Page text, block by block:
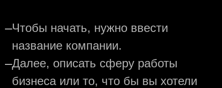
—Чтобы начать, нужно ввести
название компании.
—Далее, описать сферу работы
бизнеса или то, что бы вы хотели